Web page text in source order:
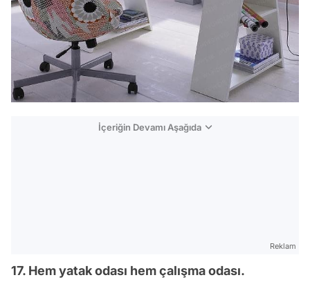
İçeriğin Devamı Aşağıda
Reklam
17. Hem yatak odası hem çalışma odası.